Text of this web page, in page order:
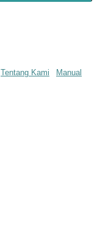
Tentang Kami
Manual